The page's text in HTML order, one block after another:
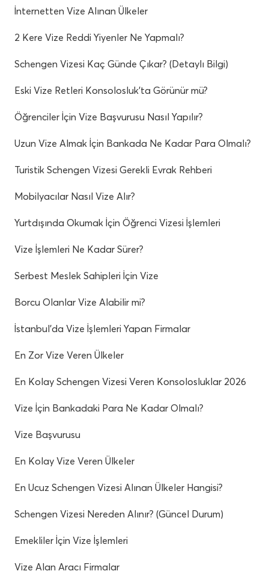
İnternetten Vize Alınan Ülkeler
2 Kere Vize Reddi Yiyenler Ne Yapmalı?
Schengen Vizesi Kaç Günde Çıkar? (Detaylı Bilgi)
Eski Vize Retleri Konsolosluk’ta Görünür mü?
Öğrenciler İçin Vize Başvurusu Nasıl Yapılır?
Uzun Vize Almak İçin Bankada Ne Kadar Para Olmalı?
Turistik Schengen Vizesi Gerekli Evrak Rehberi
Mobilyacılar Nasıl Vize Alır?
Yurtdışında Okumak İçin Öğrenci Vizesi İşlemleri
Vize İşlemleri Ne Kadar Sürer?
Serbest Meslek Sahipleri İçin Vize
Borcu Olanlar Vize Alabilir mi?
İstanbul’da Vize İşlemleri Yapan Firmalar
En Zor Vize Veren Ülkeler
En Kolay Schengen Vizesi Veren Konsolosluklar 2026
Vize İçin Bankadaki Para Ne Kadar Olmalı?
Vize Başvurusu
En Kolay Vize Veren Ülkeler
En Ucuz Schengen Vizesi Alınan Ülkeler Hangisi?
Schengen Vizesi Nereden Alınır? (Güncel Durum)
Emekliler İçin Vize İşlemleri
Vize Alan Aracı Firmalar